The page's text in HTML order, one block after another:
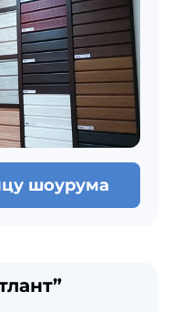
шоурума